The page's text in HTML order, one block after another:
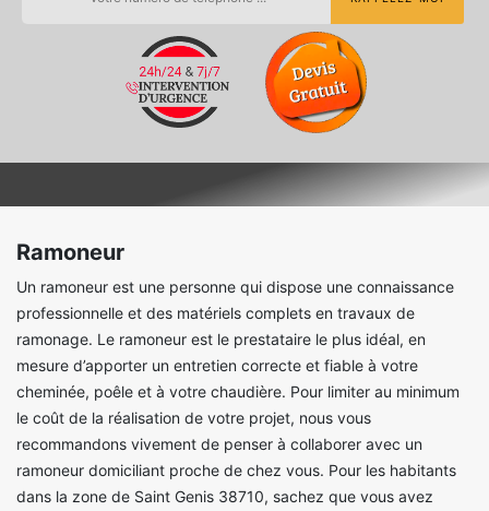
Ramoneur
Un ramoneur est une personne qui dispose une connaissance
professionnelle et des matériels complets en travaux de
ramonage. Le ramoneur est le prestataire le plus idéal, en
mesure d’apporter un entretien correcte et fiable à votre
cheminée, poêle et à votre chaudière. Pour limiter au minimum
le coût de la réalisation de votre projet, nous vous
recommandons vivement de penser à collaborer avec un
ramoneur domiciliant proche de chez vous. Pour les habitants
dans la zone de Saint Genis 38710, sachez que vous avez